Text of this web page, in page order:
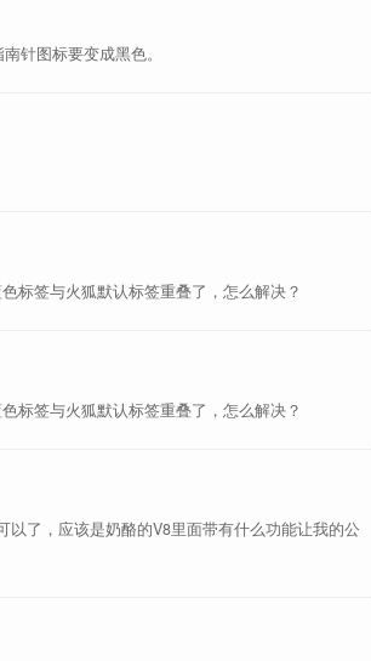
针图标要变成黑色。
标签与火狐默认标签重叠了，怎么解决？
标签与火狐默认标签重叠了，怎么解决？
了，应该是奶酪的V8里面带有什么功能让我的公